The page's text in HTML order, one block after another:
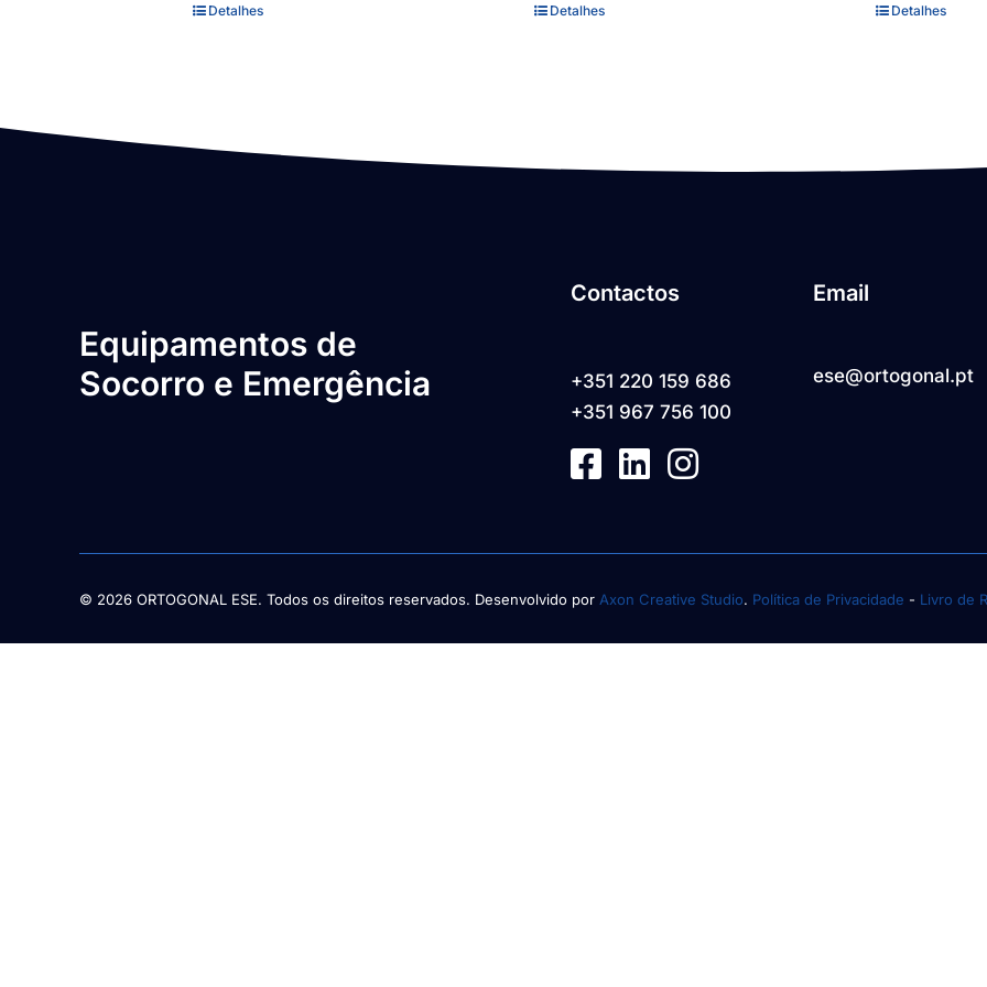
Detalhes Detalhes Detalhes
Equipamentos de
Socorro e Emergência
Contactos
+351 220 159 686
+351 967 756 100
Email
ese@ortogonal.pt
© 2026 ORTOGONAL ESE. Todos os direitos reservados. Desenvolvido por Axon Creative Studio. Política de Privacidade - Livro de